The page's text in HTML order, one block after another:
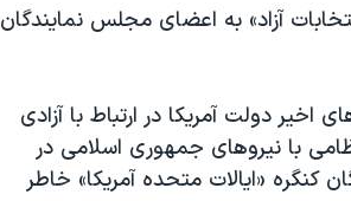
آزاد» به اعضای مجلس نمایندگان
اخیر دولت آمریکا در ارتباط با آزادی
با نیروهای جمهوری اسلامی در
کنگره «ایالات متحده آمریکا» خاطر